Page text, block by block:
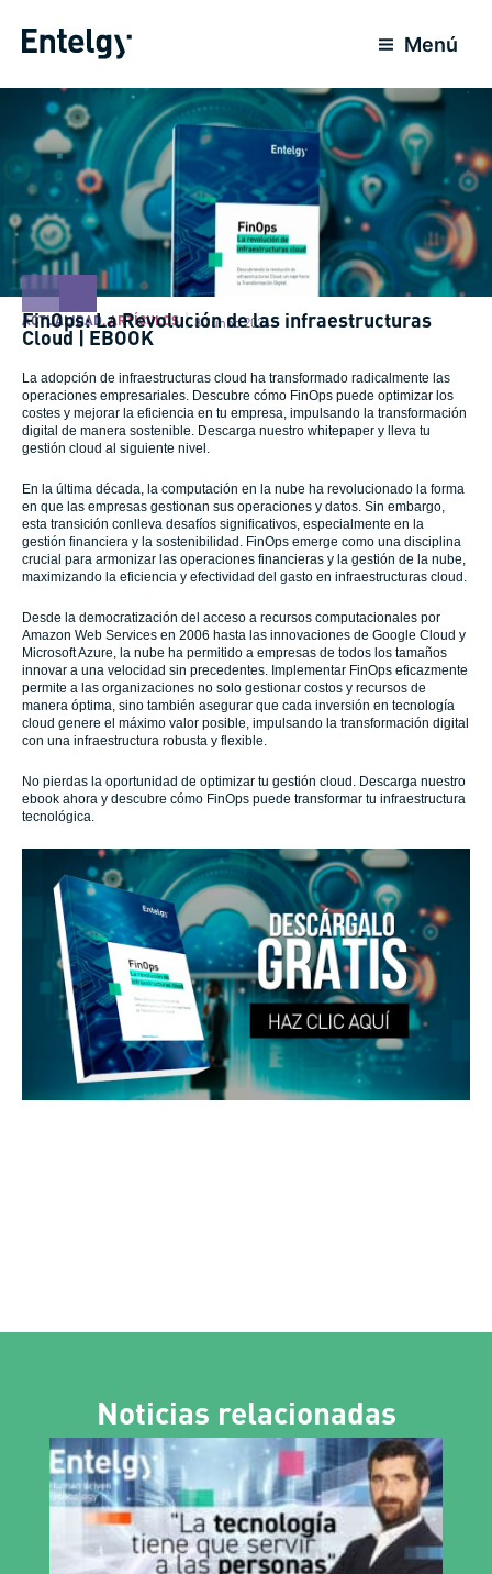
para
conteúdo
Menú
ACTUALIDAD ,ARTÍCULOS 3 Junho 2024
FinOps: La Revolución de las infraestructuras
Cloud | EBOOK
La adopción de infraestructuras cloud ha transformado radicalmente las
operaciones empresariales. Descubre cómo FinOps puede optimizar los
costes y mejorar la eficiencia en tu empresa, impulsando la transformación
digital de manera sostenible. Descarga nuestro whitepaper y lleva tu
gestión cloud al siguiente nivel.
En la última década, la computación en la nube ha revolucionado la forma
en que las empresas gestionan sus operaciones y datos. Sin embargo,
esta transición conlleva desafíos significativos, especialmente en la
gestión financiera y la sostenibilidad. FinOps emerge como una disciplina
crucial para armonizar las operaciones financieras y la gestión de la nube,
maximizando la eficiencia y efectividad del gasto en infraestructuras cloud.
Desde la democratización del acceso a recursos computacionales por
Amazon Web Services en 2006 hasta las innovaciones de Google Cloud y
Microsoft Azure, la nube ha permitido a empresas de todos los tamaños
innovar a una velocidad sin precedentes. Implementar FinOps eficazmente
permite a las organizaciones no solo gestionar costos y recursos de
manera óptima, sino también asegurar que cada inversión en tecnología
cloud genere el máximo valor posible, impulsando la transformación digital
con una infraestructura robusta y flexible.
No pierdas la oportunidad de optimizar tu gestión cloud. Descarga nuestro
ebook ahora y descubre cómo FinOps puede transformar tu infraestructura
tecnológica.
Noticias relacionadas